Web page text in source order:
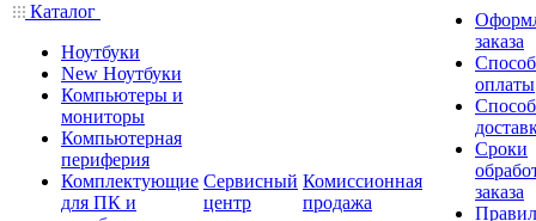
Каталог
Ноутбуки
New Ноутбуки
Компьютеры и
мониторы
Компьютерная
периферия
Комплектующие
для ПК и
Сервисный
центр
Комиссионная
продажа
заказа
оплаты
Сроки
заказа